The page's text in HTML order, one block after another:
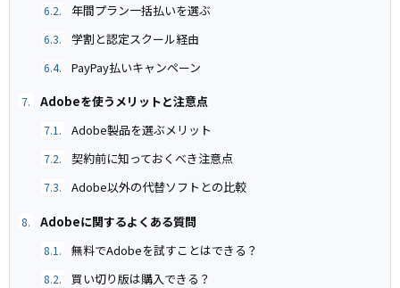
6.2. 年間プラン一括払いを選ぶ
6.3. 学割と認定スクール経由
6.4. PayPay払いキャンペーン
7. Adobeを使うメリットと注意点
7.1. Adobe製品を選ぶメリット
7.2. 契約前に知っておくべき注意点
7.3. Adobe以外の代替ソフトとの比較
8. Adobeに関するよくある質問
8.1. 無料でAdobeを試すことはできる？
8.2. 買い切り版は購入できる？